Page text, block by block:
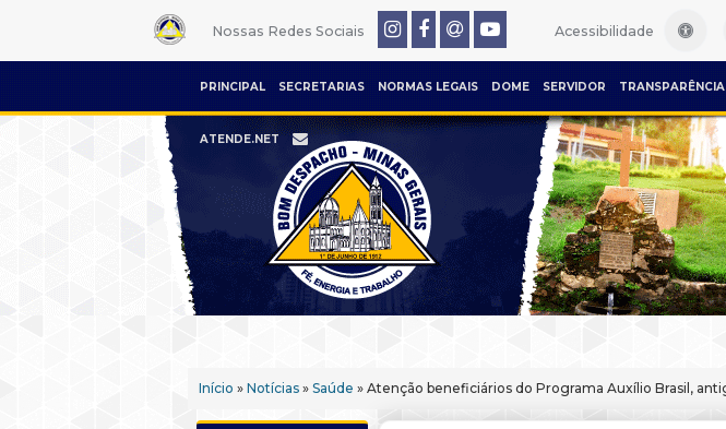
Nossas Redes Sociais Acessibilidade
PRINCIPAL SECRETARIAS NORMAS LEGAIS DOME SERVIDOR TRANSPARÊNCIA
ATENDE.NET
Início » Notícias » Saúde » Atenção beneficiários do Programa Auxílio Brasil,